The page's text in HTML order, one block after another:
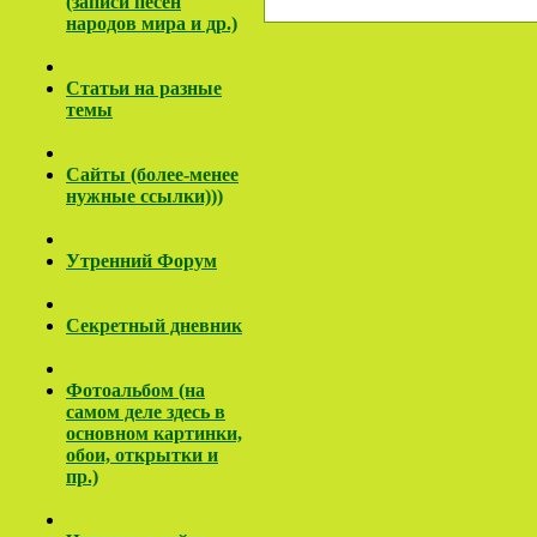
народов мира и др.)
Cтатьи на разные
темы
Сайты (более-менее
нужные ссылки)))
Утренний Форум
Секретный дневник
Фотоальбом (на
самом деле здесь в
основном картинки,
обои, открытки и
пр.)